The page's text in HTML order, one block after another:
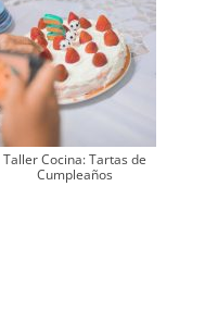
Taller Cocina: Tartas de
Cumpleaños